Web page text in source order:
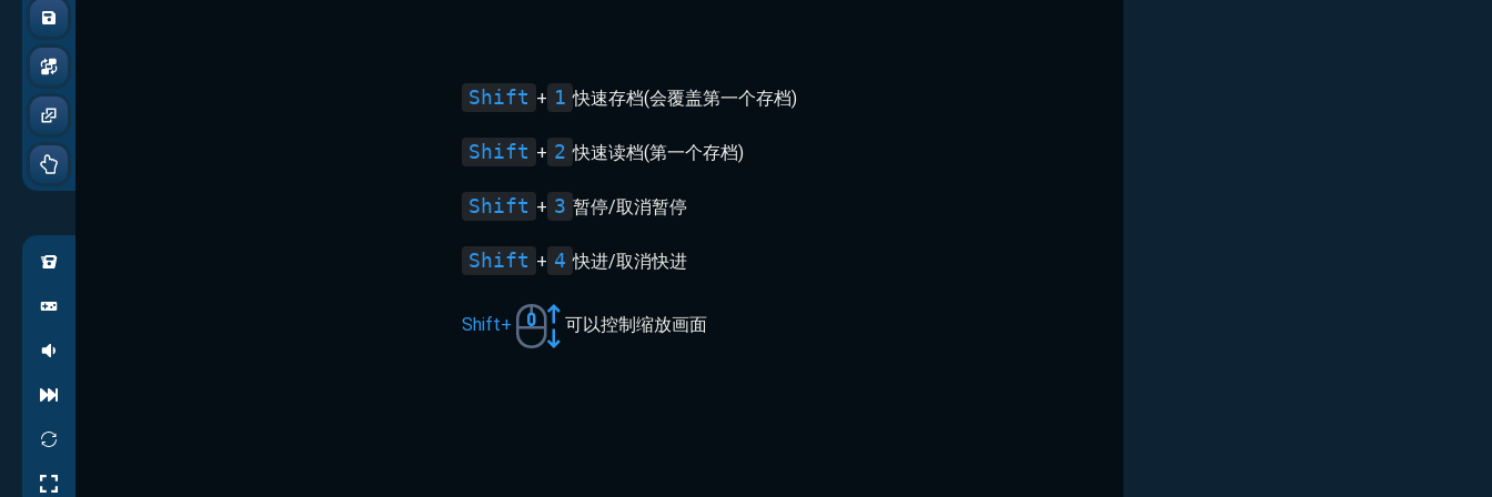
Shift + 1 快速存档(会覆盖第一个存档)
Shift + 2 快速读档(第一个存档)
Shift + 3 暂停/取消暂停
Shift + 4 快进/取消快进
Shift+ 可以控制缩放画面